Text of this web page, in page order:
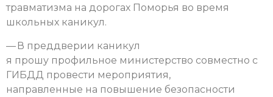
травматизма на дорогах Поморья во время
школьных каникул.
— В преддверии каникул
я прошу профильное министерство совместно с
ГИБДД провести мероприятия,
направленные на повышение безопасности